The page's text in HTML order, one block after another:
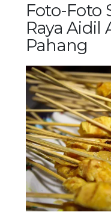
Foto-Foto
Raya Aidil
Pahang